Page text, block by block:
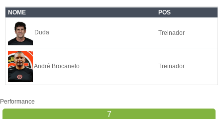
NOME POS
Duda Treinador
André Brocanelo Treinador
Performance
7